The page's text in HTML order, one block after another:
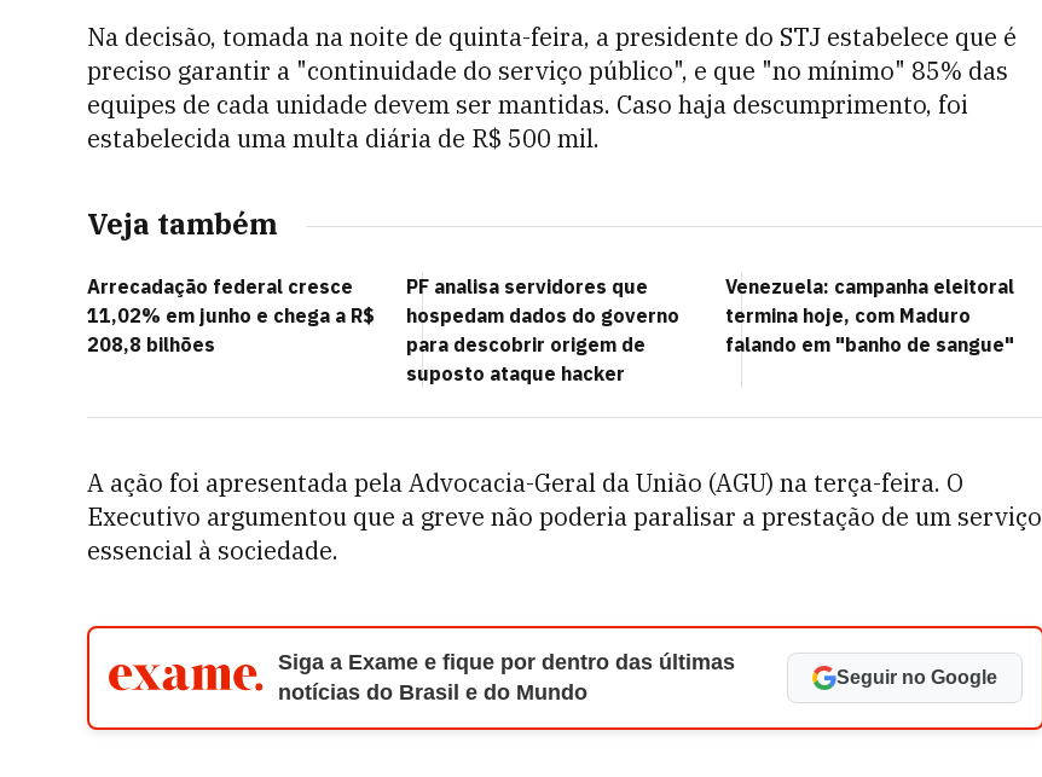
Na decisão, tomada na noite de quinta-feira, a presidente do STJ estabelece que é
preciso garantir a "continuidade do serviço público", e que "no mínimo" 85% das
equipes de cada unidade devem ser mantidas. Caso haja descumprimento, foi
estabelecida uma multa diária de R$ 500 mil.
Veja também
Arrecadação federal cresce
11,02% em junho e chega a R$
208,8 bilhões
PF analisa servidores que
hospedam dados do governo
para descobrir origem de
suposto ataque hacker
Venezuela: campanha eleitoral
termina hoje, com Maduro
falando em "banho de sangue"
A ação foi apresentada pela Advocacia-Geral da União (AGU) na terça-feira. O
Executivo argumentou que a greve não poderia paralisar a prestação de um serviço
essencial à sociedade.
Siga a Exame e fique por dentro das últimas
notícias do Brasil e do Mundo
Seguir no Google